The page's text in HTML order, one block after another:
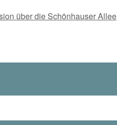
über die Schönhauser Allee